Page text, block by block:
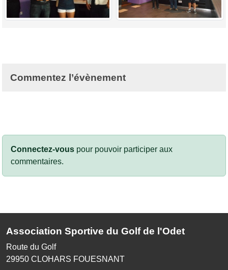
Commentez l’évènement
Connectez-vous pour pouvoir participer aux
commentaires.
Association Sportive du Golf de l'Odet
Route du Golf
29950 CLOHARS FOUESNANT